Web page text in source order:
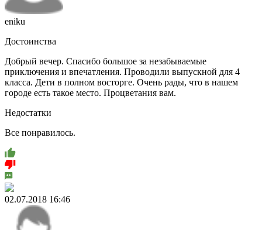
eniku
Достоинства
Добрый вечер. Спасибо большое за незабываемые
приключения и впечатления. Проводили выпускной для 4
класса. Дети в полном восторге. Очень рады, что в нашем
городе есть такое место. Процветания вам.
Недостатки
Все понравилось.
02.07.2018 16:46